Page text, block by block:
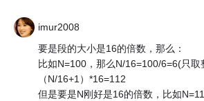
imur2008
要是段的大小是16的倍数，那么：
比如N=100，那么N/16=100/6=6(只取
（N/16+1）*16=112
但是要是N刚好是16的倍数，比如